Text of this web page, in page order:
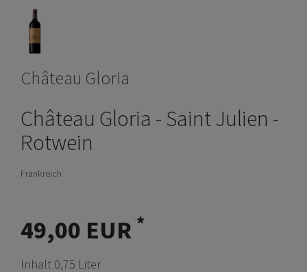
Château Gloria
Château Gloria - Saint Julien -
Rotwein
Frankreich
49,00 EUR *
Inhalt 0,75 Liter